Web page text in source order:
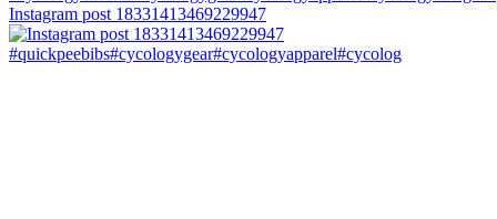
Instagram post 18331413469229947
#quickpeebibs#cycologygear#cycologyapparel#cycolog